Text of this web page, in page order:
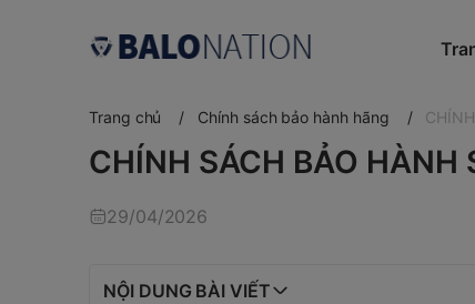
Trang chủ / Chính sách bảo hành hãng /
CHÍNH SÁCH BẢO HÀNH
29/04/2026
NỘI DUNG BÀI VIẾT